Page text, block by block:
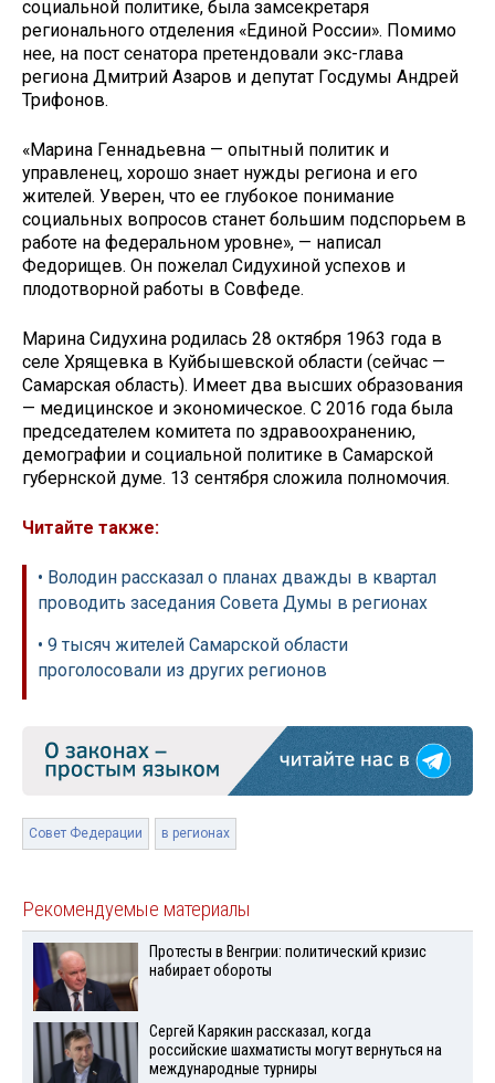
социальной политике, была замсекретаря
регионального отделения «Единой России». Помимо
нее, на пост сенатора претендовали экс-глава
региона Дмитрий Азаров и депутат Госдумы Андрей
Трифонов.
«Марина Геннадьевна — опытный политик и
управленец, хорошо знает нужды региона и его
жителей. Уверен, что ее глубокое понимание
социальных вопросов станет большим подспорьем в
работе на федеральном уровне», — написал
Федорищев. Он пожелал Сидухиной успехов и
плодотворной работы в Совфеде.
Марина Сидухина родилась 28 октября 1963 года в
селе Хрящевка в Куйбышевской области (сейчас —
Самарская область). Имеет два высших образования
— медицинское и экономическое. С 2016 года была
председателем комитета по здравоохранению,
демографии и социальной политике в Самарской
губернской думе. 13 сентября сложила полномочия.
Читайте также:
• Володин рассказал о планах дважды в квартал
проводить заседания Совета Думы в регионах
• 9 тысяч жителей Самарской области
проголосовали из других регионов
Совет Федерации в регионах
Рекомендуемые материалы
Протесты в Венгрии: политический кризис
набирает обороты
Сергей Карякин рассказал, когда
российские шахматисты могут вернуться на
международные турниры